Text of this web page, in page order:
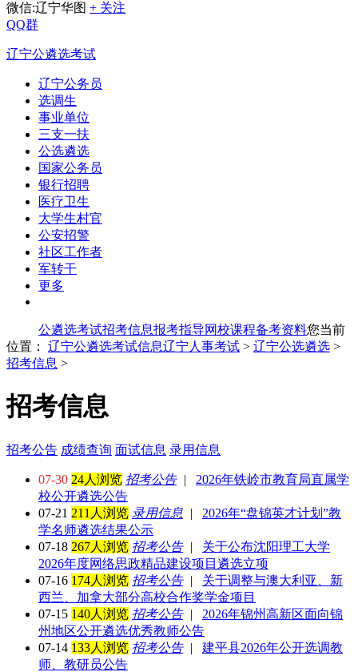
微信:辽宁华图 + 关注
QQ群
辽宁公遴选考试
辽宁公务员
选调生
事业单位
三支一扶
公选遴选
国家公务员
银行招聘
医疗卫生
大学生村官
公安招警
社区工作者
军转干
更多
公遴选考试招考信息报考指导网校课程备考资料您当前
位置： 辽宁公遴选考试信息辽宁人事考试 > 辽宁公选遴选 >
招考信息 >
招考信息
招考公告 成绩查询 面试信息 录用信息
07-30 24人浏览 招考公告|
2026年铁岭市教育局直属学
校公开遴选公告
07-21 211人浏览 录用信息 |
2026年“盘锦英才计划”教
学名师遴选结果公示
07-18 267人浏览 招考公告|
关于公布沈阳理工大学
2026年度网络思政精品建设项目遴选立项
07-16 174人浏览 招考公告|
关于调整与澳大利亚、新
西兰、加拿大部分高校合作奖学金项目
07-15 140人浏览 招考公告|
2026年锦州高新区面向锦
州地区公开遴选优秀教师公告
07-14 133人浏览 招考公告|
建平县2026年公开选调教
师、教研员公告